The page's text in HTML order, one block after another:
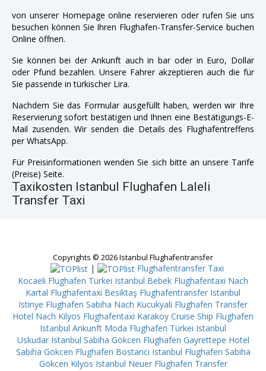
von unserer Homepage online reservieren oder rufen Sie uns
besuchen können Sie Ihren Flughafen-Transfer-Service buchen
Online öffnen.
Sie können bei der Ankunft auch in bar oder in Euro, Dollar
oder Pfund bezahlen. Unsere Fahrer akzeptieren auch die für
Sie passende in türkischer Lira.
Nachdem Sie das Formular ausgefüllt haben, werden wir Ihre
Reservierung sofort bestätigen und Ihnen eine Bestätigungs-E-
Mail zusenden. Wir senden die Details des Flughafentreffens
per WhatsApp.
Für Preisinformationen wenden Sie sich bitte an unsere Tarife
(Preise) Seite.
Taxikosten Istanbul Flughafen Laleli
Transfer Taxi
Copyrights © 2026 Istanbul Flughafentransfer
|
Flughafentransfer Taxi
Kocaeli Flughafen Türkei Istanbul Bebek Flughafentaxi Nach
Kartal Flughafentaxi Besiktaş Flughafentransfer Istanbul
Istinye Flughafen Sabiha Nach Kucukyali Flughafen Transfer
Hotel Nach Kilyos Flughafentaxi Karakoy Cruise Ship Flughafen
Istanbul Ankunft Moda Flughafen Türkei Istanbul
Uskudar Istanbul Sabiha Gökcen Flughafen Gayrettepe Hotel
Sabiha Gökcen Flughafen Bostanci Istanbul Flughafen Sabiha
Gökcen Kilyos Istanbul Neuer Flughafen Transfer